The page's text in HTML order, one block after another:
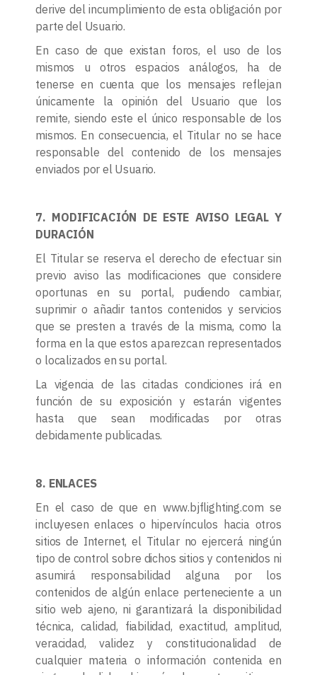
derive del incumplimiento de esta obligación por
parte del Usuario.
En caso de que existan foros, el uso de los
mismos u otros espacios análogos, ha de
tenerse en cuenta que los mensajes reflejan
únicamente la opinión del Usuario que los
remite, siendo este el único responsable de los
mismos. En consecuencia, el Titular no se hace
responsable del contenido de los mensajes
enviados por el Usuario.
7. MODIFICACIÓN DE ESTE AVISO LEGAL Y
DURACIÓN
El Titular se reserva el derecho de efectuar sin
previo aviso las modificaciones que considere
oportunas en su portal, pudiendo cambiar,
suprimir o añadir tantos contenidos y servicios
que se presten a través de la misma, como la
forma en la que estos aparezcan representados
o localizados en su portal.
La vigencia de las citadas condiciones irá en
función de su exposición y estarán vigentes
hasta que sean modificadas por otras
debidamente publicadas.
8. ENLACES
En el caso de que en www.bjflighting.com se
incluyesen enlaces o hipervínculos hacia otros
sitios de Internet, el Titular no ejercerá ningún
tipo de control sobre dichos sitios y contenidos ni
asumirá responsabilidad alguna por los
contenidos de algún enlace perteneciente a un
sitio web ajeno, ni garantizará la disponibilidad
técnica, calidad, fiabilidad, exactitud, amplitud,
veracidad, validez y constitucionalidad de
cualquier materia o información contenida en